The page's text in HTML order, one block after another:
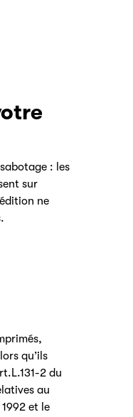
: les
sur
ne
qu’ils
2 du
au
et le